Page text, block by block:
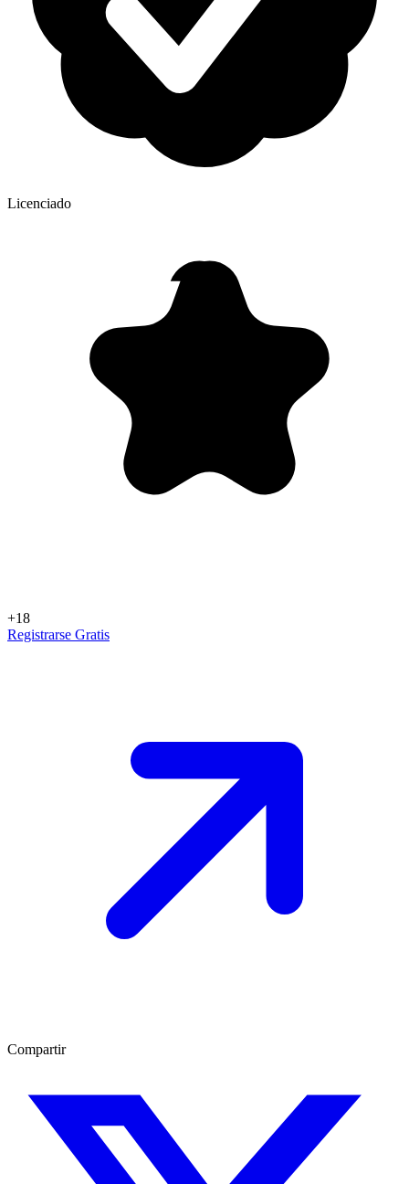
Licenciado
+18
Registrarse Gratis
Compartir